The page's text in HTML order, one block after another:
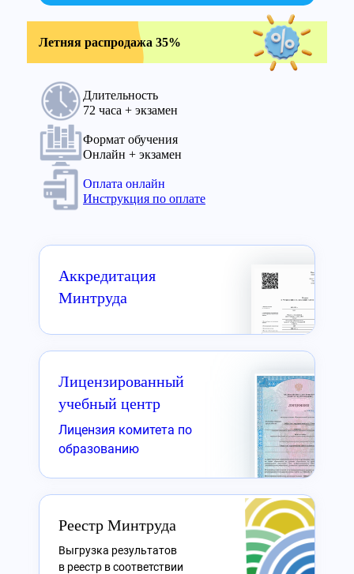
Летняя распродажа 35%
Длительность
72 часа + экзамен
Формат обучения
Онлайн + экзамен
Оплата онлайн
Инструкция по оплате
Аккредитация
Минтруда
Лицензированный
учебный центр
Лицензия комитета по
образованию
Реестр Минтруда
Выгрузка результатов
в реестр в соответствии